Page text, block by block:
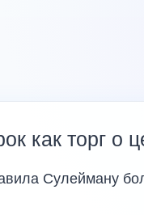
как торг о
Сулейману